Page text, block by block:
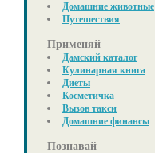
Домашние животные
Путешествия
Применяй
Дамский каталог
Кулинарная книга
Диеты
Косметичка
Вызов такси
Домашние финансы
Познавай